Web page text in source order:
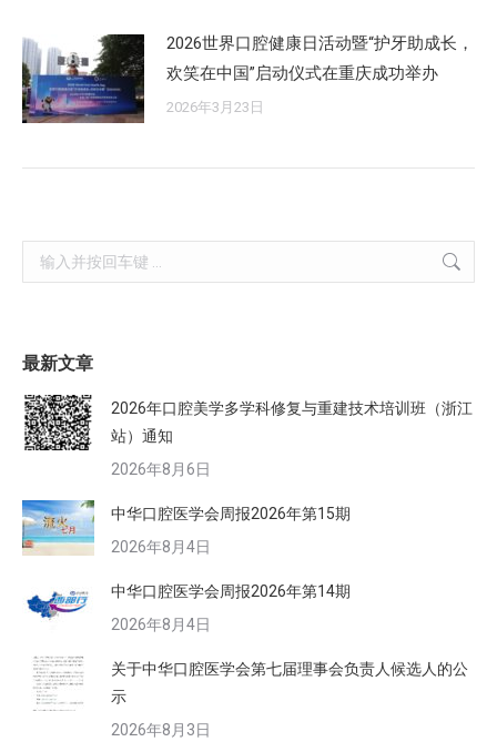
2026世界口腔健康日活动暨“护牙助成长，
欢笑在中国”启动仪式在重庆成功举办
2026年3月23日
Search:
最新文章
2026年口腔美学多学科修复与重建技术培训班（浙江
站）通知
2026年8月6日
中华口腔医学会周报2026年第15期
2026年8月4日
中华口腔医学会周报2026年第14期
2026年8月4日
关于中华口腔医学会第七届理事会负责人候选人的公
示
2026年8月3日